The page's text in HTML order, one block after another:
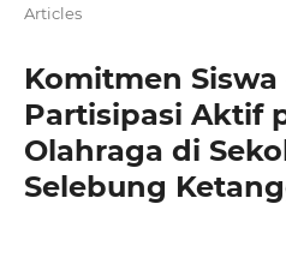
Articles
Komitmen
Partisipasi Aktif
Olahraga di
Selebung